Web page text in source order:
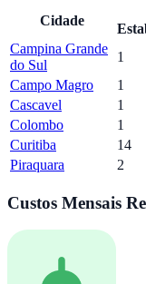
Cidade
Campina Grande
do Sul
1
Campo Magro
1
Cascavel
1
Colombo
1
Curitiba
14
Piraquara
2
Custos Mensais